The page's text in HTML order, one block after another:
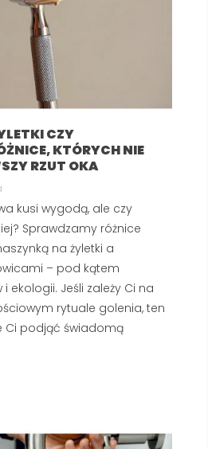
CZY
KTÓRYCH NIE
RZUT OKA
kusi wygodą, ale czy
Sprawdzamy różnice
na żyletki a
– pod kątem
ekologii. Jeśli zależy Ci na
rytuale golenia, ten
Ci podjąć świadomą